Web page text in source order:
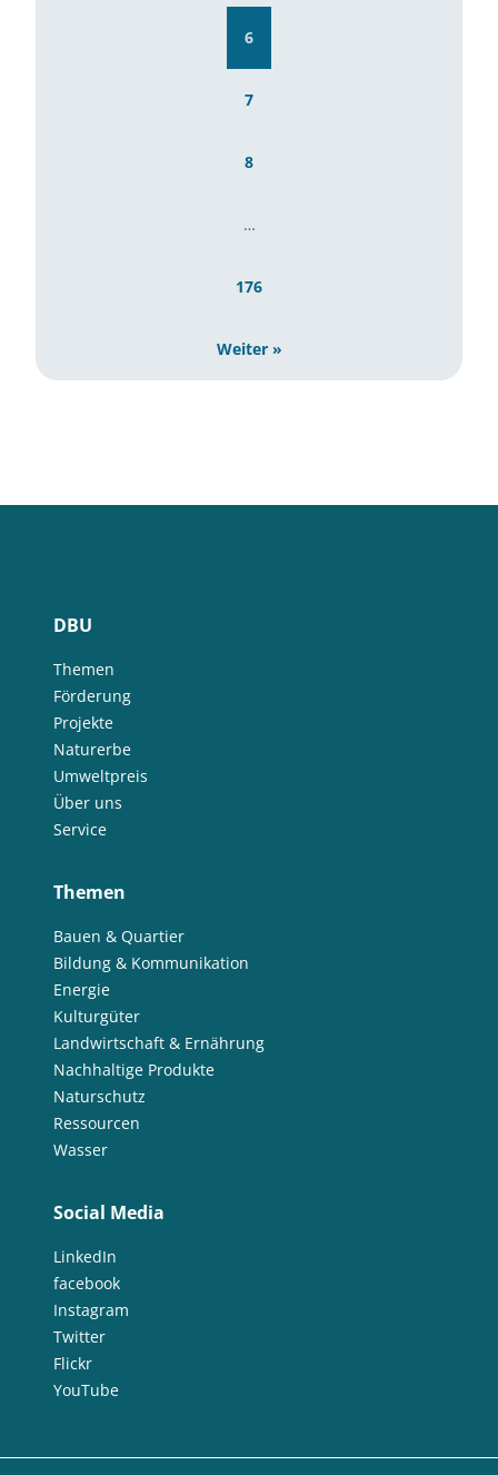
6
7
8
…
176
Weiter »
DBU
Themen
Förderung
Projekte
Naturerbe
Umweltpreis
Über uns
Service
Themen
Bauen & Quartier
Bildung & Kommunikation
Energie
Kulturgüter
Landwirtschaft & Ernährung
Nachhaltige Produkte
Naturschutz
Ressourcen
Wasser
Social Media
LinkedIn
facebook
Instagram
Twitter
Flickr
YouTube